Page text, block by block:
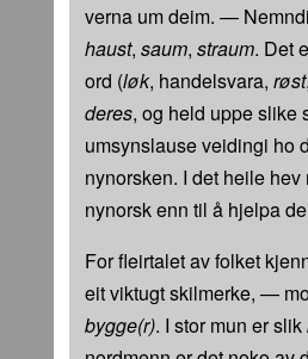
verna um deim. —
haust, saum, straum. Det
ord (løk, handelsvara, røst,
deres, og held uppe slike
umsynslause veidingi ho
nynorsken. I det heile
nynorsk enn til å hjelpa
For fleirtalet av folket
eit viktugt skilmerke, —
bygge(r). I stor mun er slik